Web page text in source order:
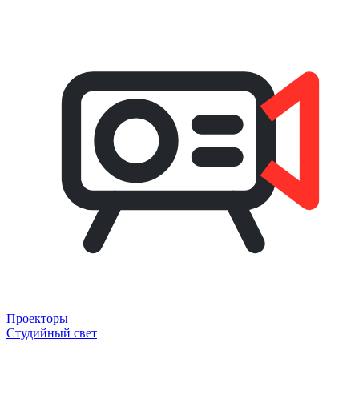
Проекторы
Студийный свет